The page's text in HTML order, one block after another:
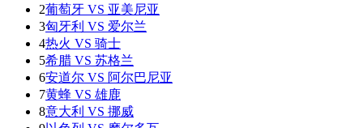
2葡萄牙 VS 亚美尼亚
3匈牙利 VS 爱尔兰
4热火 VS 骑士
5希腊 VS 苏格兰
6安道尔 VS 阿尔巴尼亚
7黄蜂 VS 雄鹿
8意大利 VS 挪威